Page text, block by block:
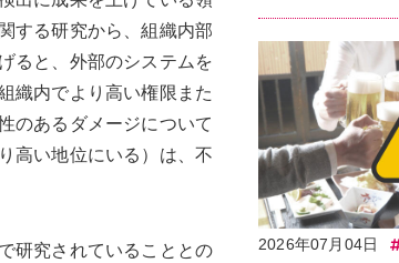
する研究から、組織内部
ると、外部のシステムを
織内でより高い権限また
のあるダメージについて
高い地位にいる）は、不
研究されていることとの
2026年07月04日